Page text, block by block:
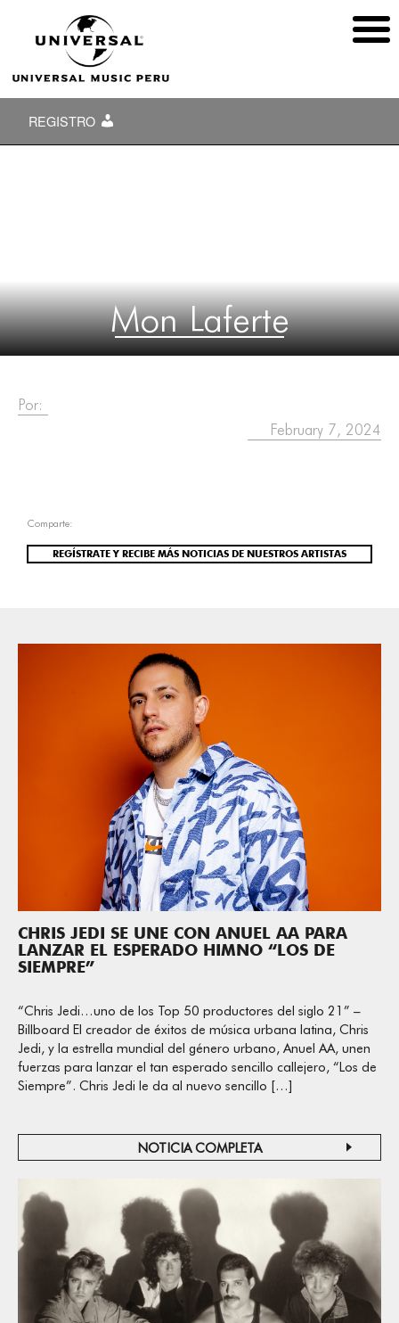
REGISTRO
Mon Laferte
Por:
February 7, 2024
Comparte:
REGÍSTRATE Y RECIBE MÁS NOTICIAS DE NUESTROS ARTISTAS
CHRIS JEDI SE UNE CON ANUEL AA PARA
LANZAR EL ESPERADO HIMNO “LOS DE
SIEMPRE”
“Chris Jedi…uno de los Top 50 productores del siglo 21” –
Billboard El creador de éxitos de música urbana latina, Chris
Jedi, y la estrella mundial del género urbano, Anuel AA, unen
fuerzas para lanzar el tan esperado sencillo callejero, “Los de
Siempre”. Chris Jedi le da al nuevo sencillo […]
NOTICIA COMPLETA